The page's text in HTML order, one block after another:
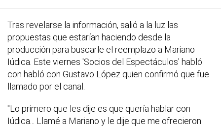
Tras revelarse la información, salió a la luz las
propuestas que estarían haciendo desde la
producción para buscarle el reemplazo a Mariano
Iúdica. Este viernes 'Socios del Espectáculos' habló
con habló con Gustavo López quien confirmó que fue
llamado por el canal.
"Lo primero que les dije es que quería hablar con
Iúdica... Llamé a Mariano y le dije que me ofrecieron